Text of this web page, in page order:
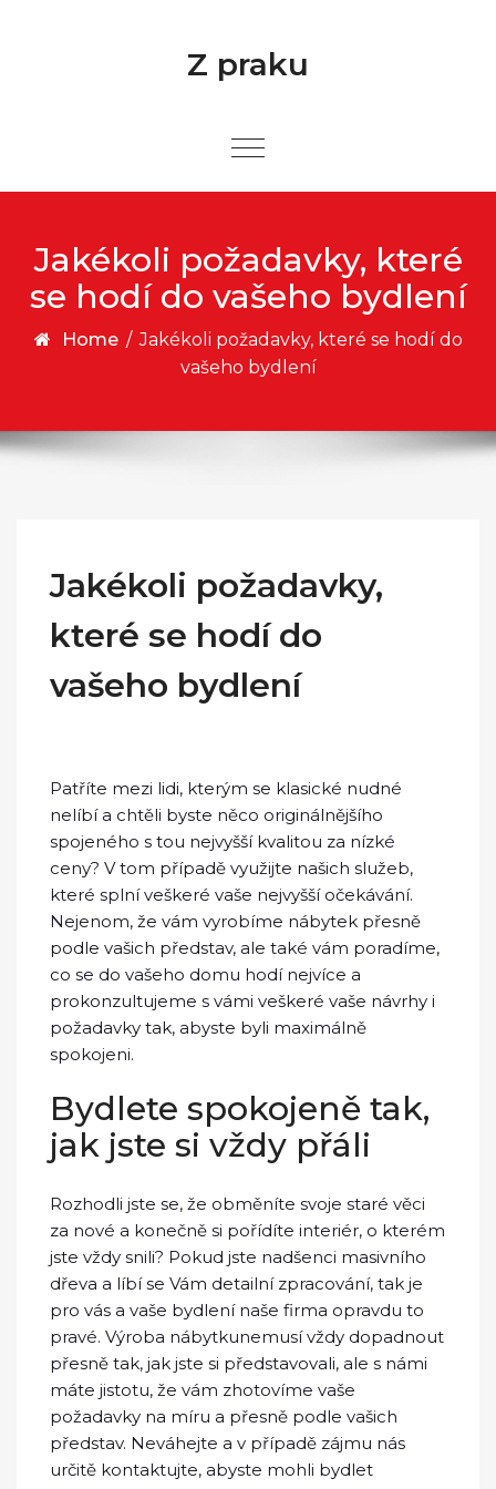
Z praku
Jakékoli požadavky, které
se hodí do vašeho bydlení
Home / Jakékoli požadavky, které se hodí do
vašeho bydlení
Jakékoli požadavky,
které se hodí do
vašeho bydlení
Patříte mezi lidi, kterým se klasické nudné
nelíbí a chtěli byste něco originálnějšího
spojeného s tou nejvyšší kvalitou za nízké
ceny? V tom případě využijte našich služeb,
které splní veškeré vaše nejvyšší očekávání.
Nejenom, že vám vyrobíme nábytek přesně
podle vašich představ, ale také vám poradíme,
co se do vašeho domu hodí nejvíce a
prokonzultujeme s vámi veškeré vaše návrhy i
požadavky tak, abyste byli maximálně
spokojeni.
Bydlete spokojeně tak,
jak jste si vždy přáli
Rozhodli jste se, že obměníte svoje staré věci
za nové a konečně si pořídíte interiér, o kterém
jste vždy snili? Pokud jste nadšenci masivního
dřeva a líbí se Vám detailní zpracování, tak je
pro vás a vaše bydlení naše firma opravdu to
pravé. Výroba nábytkunemusí vždy dopadnout
přesně tak, jak jste si představovali, ale s námi
máte jistotu, že vám zhotovíme vaše
požadavky na míru a přesně podle vašich
představ. Neváhejte a v případě zájmu nás
určitě kontaktujte, abyste mohli bydlet